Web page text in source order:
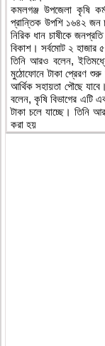
কমলগঞ্জ উপজেলা কৃষি
প্রান্তিক উপশি ১৬৪২ জন
নিরিক ধান চাষীকে
বিকাশ। সর্বমোট ২ হাজার
তিনি আরও বলেন,
মুঠোফোনে টাকা প্রেরণ
আর্থিক সহায়তা পৌছে
বলেন, কৃষি বিভাগের এটি
টাকা চলে যাচ্ছে। তিনি
করা হয়